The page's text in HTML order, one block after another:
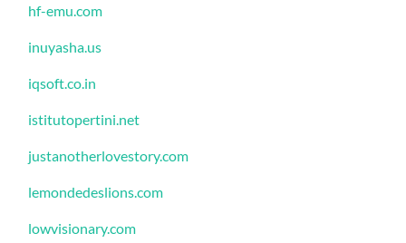
hf-emu.com
inuyasha.us
iqsoft.co.in
istitutopertini.net
justanotherlovestory.com
lemondedeslions.com
lowvisionary.com